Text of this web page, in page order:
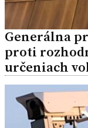
Generálna
proti
určeniach